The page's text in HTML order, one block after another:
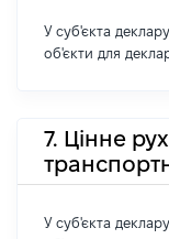
У суб'єкта
об'єкти для
7. Цінне
У суб'єкта